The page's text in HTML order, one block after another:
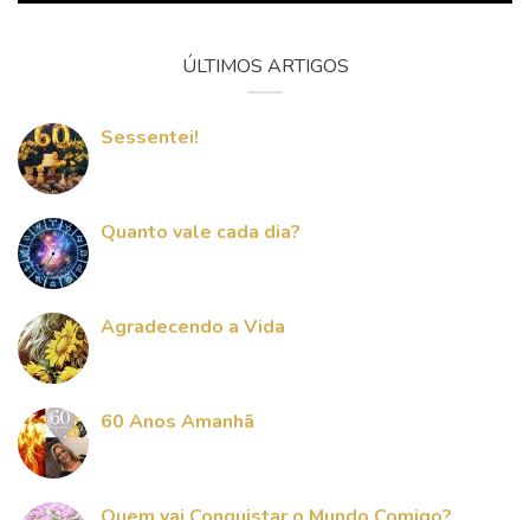
ÚLTIMOS ARTIGOS
Sessentei!
Quanto vale cada dia?
Agradecendo a Vida
60 Anos Amanhã